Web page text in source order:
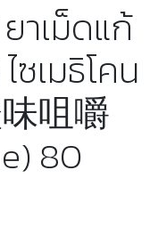
าเม็ดแก้
เมธิโคน
咀嚼
80